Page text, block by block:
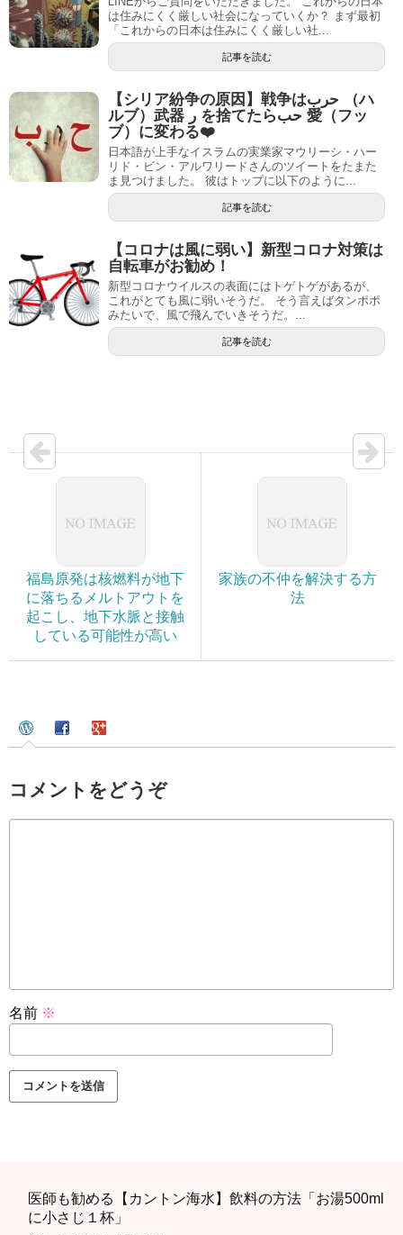
は住みにくく厳しい社会になっていくか？ まず最初
「これからの日本は住みにくく厳しい社...
記事を読む
【シリア紛争の原因】戦争はحرب （ハ
ルブ）武器 ر を捨てたらحب 愛（フッ
ブ）に変わる❤️
日本語が上手なイスラムの実業家マウリーシ・ハー
リド・ビン・アルワリードさんのツイートをたまた
ま見つけました。 彼はトップに以下のように...
記事を読む
【コロナは風に弱い】新型コロナ対策は
自転車がお勧め！
新型コロナウイルスの表面にはトゲトゲがあるが、
これがとても風に弱いそうだ。 そう言えばタンポポ
みたいで、風で飛んでいきそうだ。...
記事を読む
福島原発は核燃料が地下
に落ちるメルトアウトを
起こし、地下水脈と接触
している可能性が高い
家族の不仲を解決する方
法
コメントをどうぞ
名前 ※
医師も勧める【カントン海水】飲料の方法「お湯500ml
に小さじ１杯」